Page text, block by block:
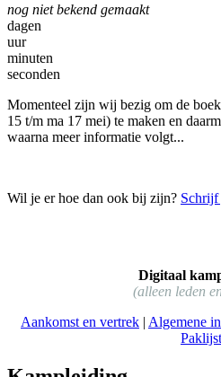
nog niet bekend gemaakt
dagen
uur
minuten
seconden
Momenteel zijn wij bezig om de
15 t/m ma 17 mei) te maken en
waarna meer informatie volgt...
Wil je er hoe dan ook bij zijn? Schrijf
Digitaal
(alleen leden
Aankomst en vertrek | Algemene
Paklijst